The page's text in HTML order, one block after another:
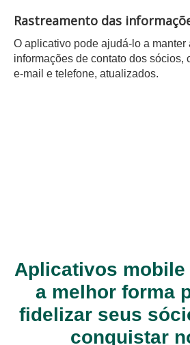
Rastreamento das
O aplicativo pode ajudá-lo a manter
informações de contato dos sócios,
e-mail e telefone, atualizados.
Aplicativos mobile
a melhor forma
fidelizar seus
conquistar